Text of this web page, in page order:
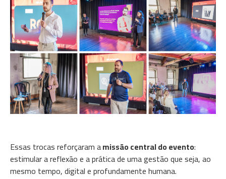
Essas trocas reforçaram amissão central do evento:
estimular a reflexão e a prática de uma gestão que seja, ao
mesmo tempo, digital e profundamente humana.